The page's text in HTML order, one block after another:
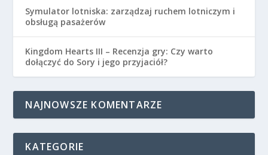
Symulator lotniska: zarządzaj ruchem lotniczym i
obsługą pasażerów
Kingdom Hearts III – Recenzja gry: Czy warto
dołączyć do Sory i jego przyjaciół?
NAJNOWSZE KOMENTARZE
KATEGORIE